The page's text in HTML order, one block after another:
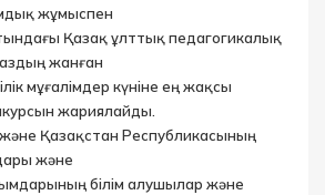
жұмыспен
Қазақ ұлттық педагогикалық
жанған
мұғалімдер күніне ең жақсы
жариялайды.
Қазақстан Республикасының
және
білім алушылар және